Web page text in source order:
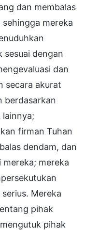
dan membalas
mereka
sesuai dengan
dan
secara akurat
berdasarkan
lainnya;
firman Tuhan
dendam, dan
mereka
Mereka
pihak
pihak